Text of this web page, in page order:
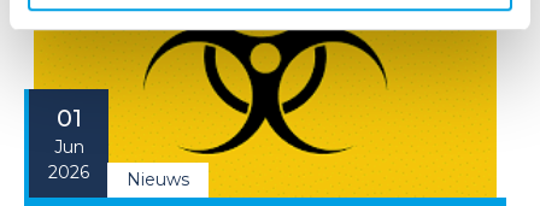
01
Jun
2026
Nieuws